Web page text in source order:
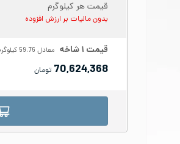
قیمت هر کیلوگرم
بدون مالیات بر ارزش افزوده
قیمت ۱شاخه معادل 59.76
70,624,368 تومان